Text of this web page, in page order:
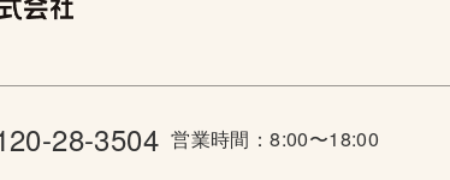
28-3504 営業時間：8:00〜18:00